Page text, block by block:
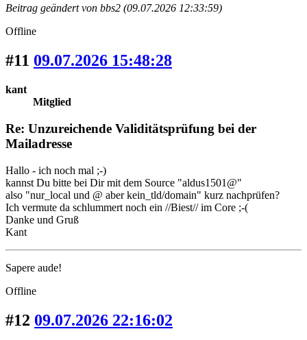
Beitrag geändert von bbs2 (09.07.2026 12:33:59)
Offline
#11 09.07.2026 15:48:28
kant
Mitglied
Re: Unzureichende Validitätsprüfung bei der
Mailadresse
Hallo - ich noch mal ;-)
kannst Du bitte bei Dir mit dem Source "aldus1501@"
also "nur_local und @ aber kein_tld/domain" kurz nachprüfen?
Ich vermute da schlummert noch ein //Biest// im Core ;-(
Danke und Gruß
Kant
Sapere aude!
Offline
#12 09.07.2026 22:16:02